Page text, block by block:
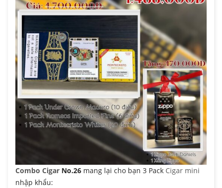
Combo Cigar No.26 mang lại cho bạn 3 Pack Cigar mini
nhập khẩu: